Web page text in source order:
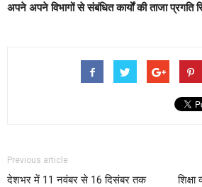
अपने अपने विभागों से संबंधित कार्यों की ताजा प्रगति
Previous article
देशभर में 11 नवंबर से 16 दिसंबर तक